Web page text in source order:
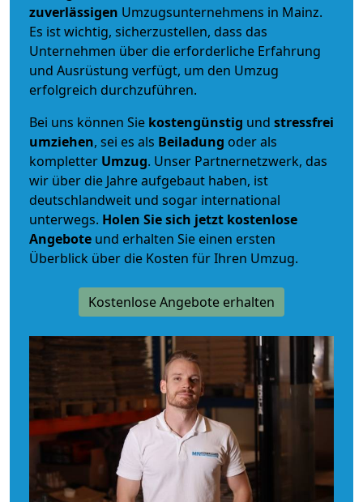
zuverlässigen Umzugsunternehmens in Mainz.
Es ist wichtig, sicherzustellen, dass das
Unternehmen über die erforderliche Erfahrung
und Ausrüstung verfügt, um den Umzug
erfolgreich durchzuführen.
Bei uns können Sie kostengünstig und stressfrei
umziehen, sei es als Beiladung oder als
kompletter Umzug. Unser Partnernetzwerk, das
wir über die Jahre aufgebaut haben, ist
deutschlandweit und sogar international
unterwegs. Holen Sie sich jetzt kostenlose
Angebote und erhalten Sie einen ersten
Überblick über die Kosten für Ihren Umzug.
Kostenlose Angebote erhalten